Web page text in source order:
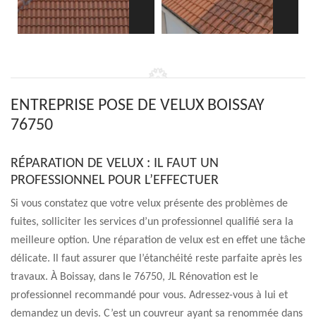
ENTREPRISE POSE DE VELUX BOISSAY
76750
RÉPARATION DE VELUX : IL FAUT UN
PROFESSIONNEL POUR L’EFFECTUER
Si vous constatez que votre velux présente des problèmes de
fuites, solliciter les services d’un professionnel qualifié sera la
meilleure option. Une réparation de velux est en effet une tâche
délicate. Il faut assurer que l’étanchéité reste parfaite après les
travaux. À Boissay, dans le 76750, JL Rénovation est le
professionnel recommandé pour vous. Adressez-vous à lui et
demandez un devis. C’est un couvreur ayant sa renommée dans